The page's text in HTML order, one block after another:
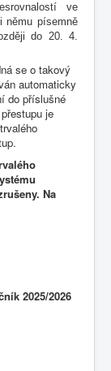
ve
němu písemně
do 20. 4.
se o takový
automaticky
do příslušné
je
Na
2025/2026